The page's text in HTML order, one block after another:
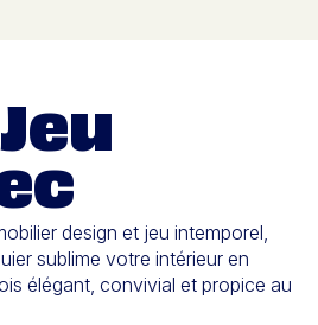
design et jeu intemporel,
sublime votre intérieur en
élégant, convivial et propice au